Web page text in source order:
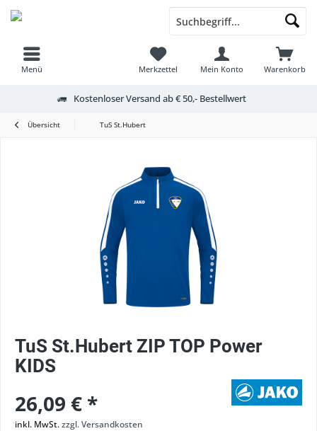
Menü Warenkorb
Merkzettel Mein Konto
Kostenloser Versand ab € 50,- Bestellwert
Übersicht TuS St.Hubert
TuS St.Hubert ZIP TOP Power
KIDS
26,09 € *
inkl. MwSt.zzgl. Versandkosten